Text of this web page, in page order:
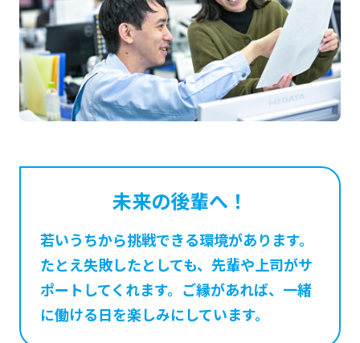
未来の後輩へ！
若いうちから挑戦できる環境があります。
たとえ失敗したとしても、先輩や上司がサ
ポートしてくれます。ご縁があれば、一緒
に働ける日を楽しみにしています。